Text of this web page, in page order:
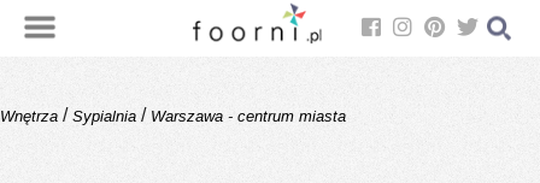
Wnętrza / Sypialnia / Warszawa - centrum miasta